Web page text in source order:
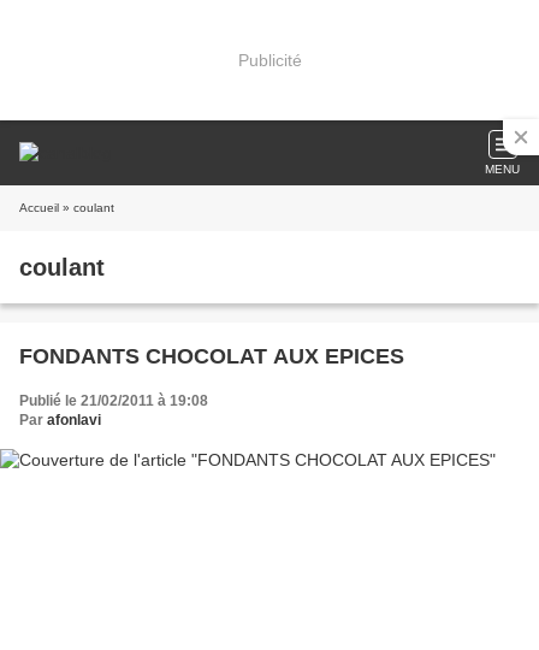
Publicité
MENU
Accueil » coulant
coulant
FONDANTS CHOCOLAT AUX EPICES
Publié le 21/02/2011 à 19:08
Par afonlavi